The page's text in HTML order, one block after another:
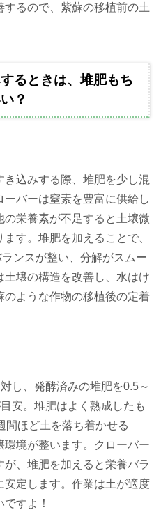
るので、紫蘇の移植前の土
るときは、堆肥もち
？
込みする際、堆肥を少し混
バーは窒素を豊富に供給し
の栄養素が不足すると土壌微
す。堆肥を加えることで、
ンスが整い、分解がスムー
壌の構造を改善し、水はけ
ような作物の移植後の定着
し、発酵済みの堆肥を0.5～
安。堆肥はよく熟成したも
間ほど土を落ち着かせる
境が整います。クローバー
、堆肥を加えると栄養バラ
安定します。作業は土が適度
すよ！